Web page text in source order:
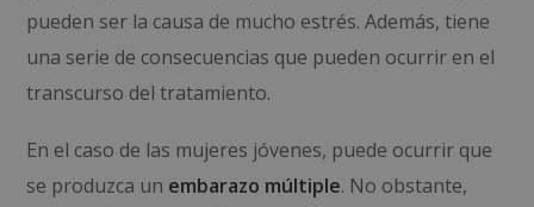
pueden ser la causa de mucho estrés. Además, tiene
una serie de consecuencias que pueden ocurrir en el
transcurso del tratamiento.
En el caso de las mujeres jóvenes, puede ocurrir que
se produzca un embarazo múltiple. No obstante,